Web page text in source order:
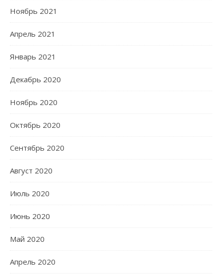
Ноябрь 2021
Апрель 2021
Январь 2021
Декабрь 2020
Ноябрь 2020
Октябрь 2020
Сентябрь 2020
Август 2020
Июль 2020
Июнь 2020
Май 2020
Апрель 2020